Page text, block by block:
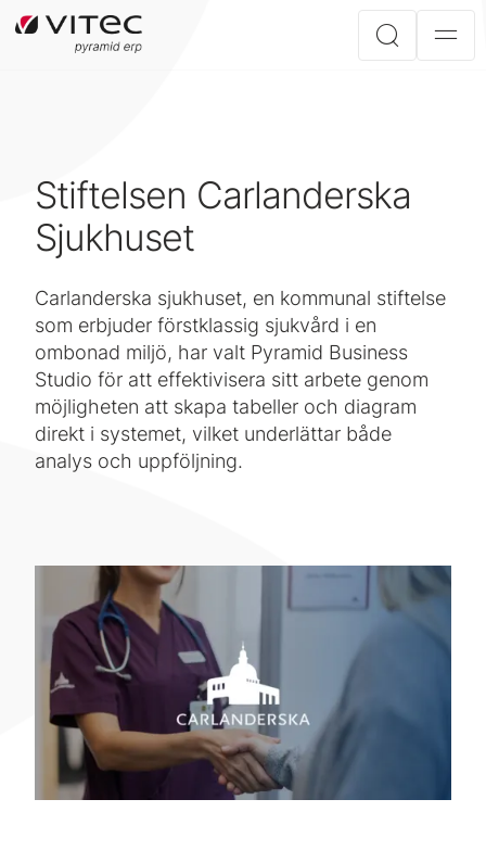
Stiftelsen Carlanderska
Sjukhuset
Carlanderska sjukhuset, en kommunal stiftelse
som erbjuder förstklassig sjukvård i en
ombonad miljö, har valt Pyramid Business
Studio för att effektivisera sitt arbete genom
möjligheten att skapa tabeller och diagram
direkt i systemet, vilket underlättar både
analys och uppföljning.